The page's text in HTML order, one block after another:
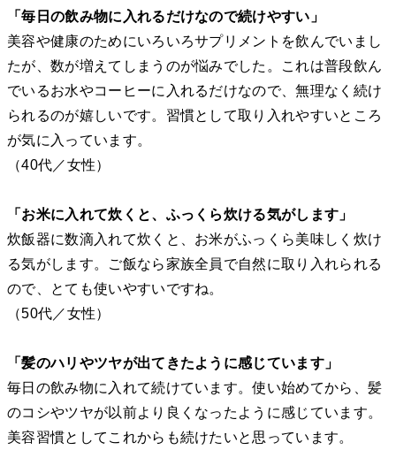
「毎日の飲み物に入れるだけなので続けやすい」
美容や健康のためにいろいろサプリメントを飲んでいまし
たが、数が増えてしまうのが悩みでした。これは普段飲ん
でいるお水やコーヒーに入れるだけなので、無理なく続け
られるのが嬉しいです。習慣として取り入れやすいところ
が気に入っています。
（40代／女性）
「お米に入れて炊くと、ふっくら炊ける気がします」
炊飯器に数滴入れて炊くと、お米がふっくら美味しく炊け
る気がします。ご飯なら家族全員で自然に取り入れられる
ので、とても使いやすいですね。
（50代／女性）
「髪のハリやツヤが出てきたように感じています」
毎日の飲み物に入れて続けています。使い始めてから、髪
のコシやツヤが以前より良くなったように感じています。
美容習慣としてこれからも続けたいと思っています。